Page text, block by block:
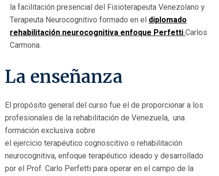
la facilitación presencial del Fisioterapeuta Venezolano y
Terapeuta Neurocognitivo formado en el diplomado
rehabilitación neurocognitiva enfoque Perfetti Carlos
Carmona.
La enseñanza
El propósito general del curso fue el de proporcionar a los
profesionales de la rehabilitación de Venezuela, una
formación exclusiva sobre
el ejercicio terapéutico cognoscitivo o rehabilitación
neurocognitiva, enfoque terapéutico ideado y desarrollado
por el Prof. Carlo Perfetti para operar en el campo de la